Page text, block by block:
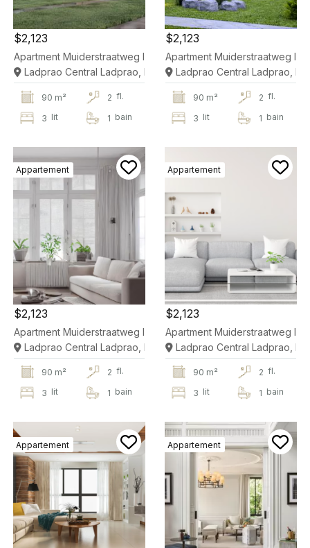
$2,123
Apartment Muiderstraatweg In Diemen
Ladprao Central Ladprao, Bangkok
90 m² 2 fl.
3 lit 1 bain
$2,123
Apartment Muiderstraatweg In
Ladprao Central Ladprao,
90 m² 2 fl.
3 lit 1 bain
Appartement
$2,123
Apartment Muiderstraatweg In Diemen
Ladprao Central Ladprao, Bangkok
90 m² 2 fl.
3 lit 1 bain
Appartement
$2,123
Apartment Muiderstraatweg In
Ladprao Central Ladprao,
90 m² 2 fl.
3 lit 1 bain
Appartement Appartement